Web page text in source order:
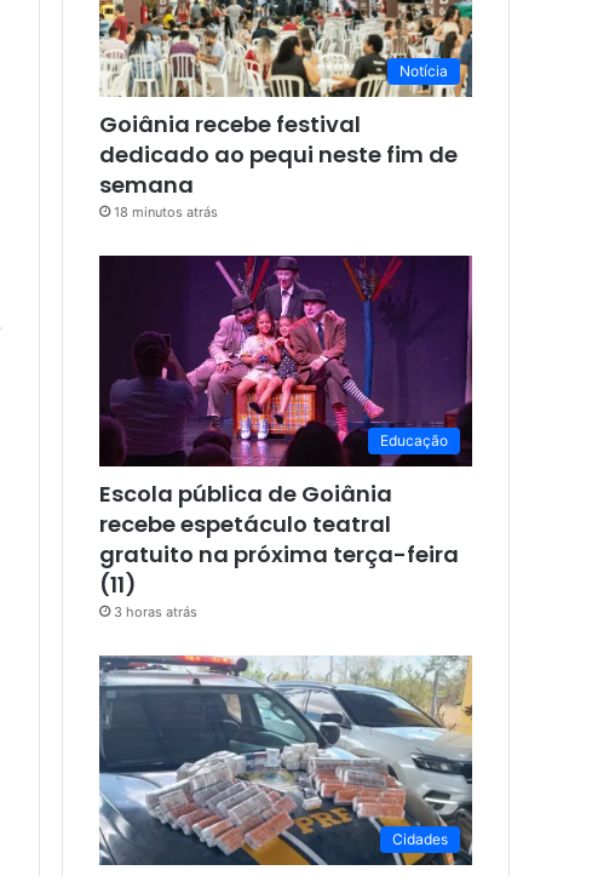
Notícia
Goiânia recebe festival
dedicado ao pequi neste fim de
semana
18 minutos atrás
Educação
Escola pública de Goiânia
recebe espetáculo teatral
gratuito na próxima terça-feira
(11)
3 horas atrás
Cidades